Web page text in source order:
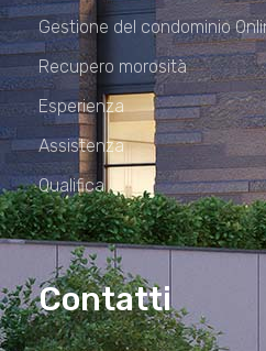
Gestione del condominio
Recupero morosità
Esperienza
Assistenza
Qualifica
Contatti